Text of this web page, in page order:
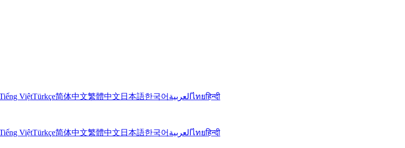
ViệtTürkçe简体中文繁體中文 日本語한국어 العربيةไทยहिन्दी
ViệtTürkçe简体中文繁體中文 日本語한국어 العربيةไทยहिन्दी